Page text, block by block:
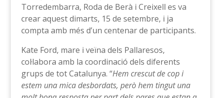
Torredembarra, Roda de Berà i Creixell es va
crear aquest dimarts, 15 de setembre, i ja
compta amb més d’un centenar de participants.
Kate Ford, mare i veïna dels Pallaresos,
col·labora amb la coordinació dels diferents
grups de tot Catalunya. “Hem crescut de cop i
estem una mica desbordats, però hem tingut una